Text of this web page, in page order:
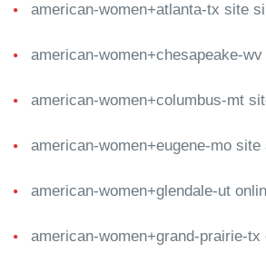
american-women+atlanta-tx site
american-women+chesapeake-
american-women+columbus-mt
american-women+eugene-mo
american-women+glendale-ut
american-women+grand-prairie-tx